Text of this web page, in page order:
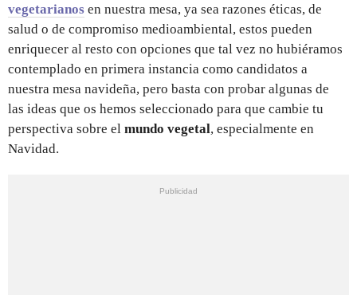
vegetarianos en nuestra mesa, ya sea razones éticas, de
salud o de compromiso medioambiental, estos pueden
enriquecer al resto con opciones que tal vez no hubiéramos
contemplado en primera instancia como candidatos a
nuestra mesa navideña, pero basta con probar algunas de
las ideas que os hemos seleccionado para que cambie tu
perspectiva sobre el mundo vegetal, especialmente en
Navidad.